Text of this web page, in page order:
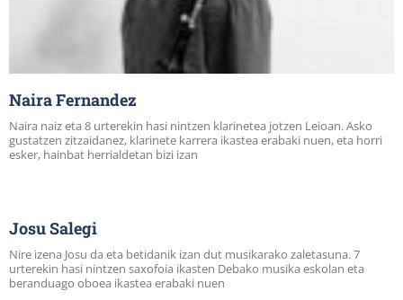
Naira Fernandez
Naira naiz eta 8 urterekin hasi nintzen klarinetea jotzen Leioan. Asko
gustatzen zitzaidanez, klarinete karrera ikastea erabaki nuen, eta horri
esker, hainbat herrialdetan bizi izan
Josu Salegi
Nire izena Josu da eta betidanik izan dut musikarako zaletasuna. 7
urterekin hasi nintzen saxofoia ikasten Debako musika eskolan eta
beranduago oboea ikastea erabaki nuen